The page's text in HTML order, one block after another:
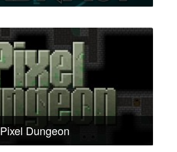
Pixel Dungeon